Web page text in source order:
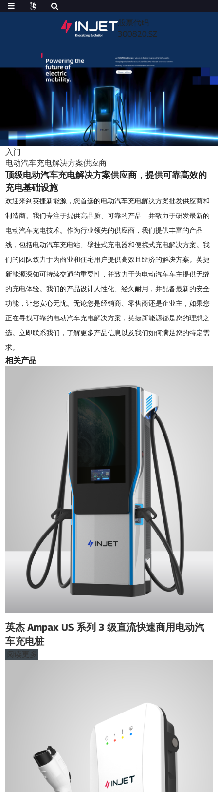
股票代码
300820.SZ
入门
电动汽车充电解决方案供应商
顶级电动汽车充电解决方案供应商，提供可靠高效的
充电基础设施
欢迎来到英捷新能源，您首选的电动汽车充电解决方案批发供应商和
制造商。我们专注于提供高品质、可靠的产品，并致力于研发最新的
电动汽车充电技术。作为行业领先的供应商，我们提供丰富的产品
线，包括电动汽车充电站、壁挂式充电器和便携式充电解决方案。我
们的团队致力于为商业和住宅用户提供高效且经济的解决方案。英捷
新能源深知可持续交通的重要性，并致力于为电动汽车车主提供无缝
的充电体验。我们的产品设计人性化、经久耐用，并配备最新的安全
功能，让您安心无忧。无论您是经销商、零售商还是企业主，如果您
正在寻找可靠的电动汽车充电解决方案，英捷新能源都是您的理想之
选。立即联系我们，了解更多产品信息以及我们如何满足您的特定需
求。
相关产品
英杰 Ampax US 系列 3 级直流快速商用电动汽
车充电桩
阅读更多